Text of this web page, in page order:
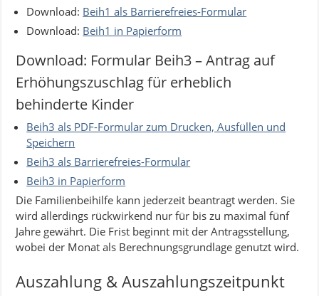
Download: Beih1 als Barrierefreies-Formular
Download: Beih1 in Papierform
Download: Formular Beih3 – Antrag auf
Erhöhungszuschlag für erheblich
behinderte Kinder
Beih3 als PDF-Formular zum Drucken, Ausfüllen und
Speichern
Beih3 als Barrierefreies-Formular
Beih3 in Papierform
Die Familienbeihilfe kann jederzeit beantragt werden. Sie
wird allerdings rückwirkend nur für bis zu maximal fünf
Jahre gewährt. Die Frist beginnt mit der Antragsstellung,
wobei der Monat als Berechnungsgrundlage genutzt wird.
Auszahlung & Auszahlungszeitpunkt